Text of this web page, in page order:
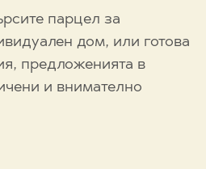
парцел за
дом, или готова
предложенията в
и внимателно